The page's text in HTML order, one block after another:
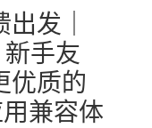
发｜
新手友
优质的
用兼容体